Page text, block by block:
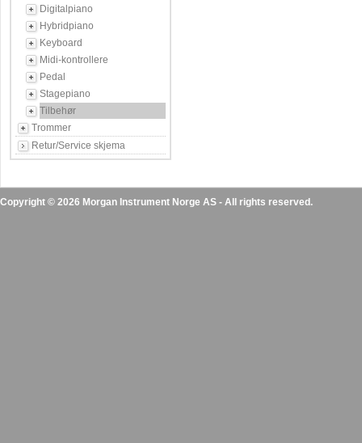
Digitalpiano
Hybridpiano
Keyboard
Midi-kontrollere
Pedal
Stagepiano
Tilbehør
Trommer
Retur/Service skjema
Copyright © 2026 Morgan Instrument Norge AS - All rights reserved.